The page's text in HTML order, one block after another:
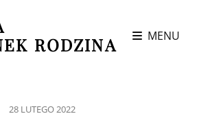
RODZINA
MENU
POSTED
28 LUTEGO 2022